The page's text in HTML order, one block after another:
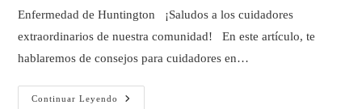
Enfermedad de Huntington ¡Saludos a los cuidadores
extraordinarios de nuestra comunidad! En este artículo, te
hablaremos de consejos para cuidadores en…
Continuar Leyendo